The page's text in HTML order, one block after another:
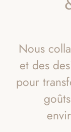
Nous
et des
pour